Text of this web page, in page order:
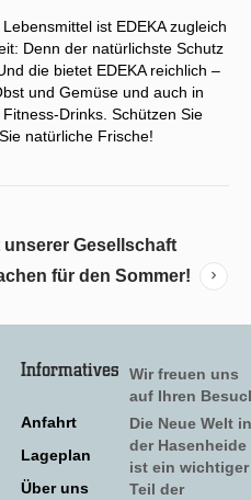
ist EDEKA zugleich
Denn der natürlichste Schutz
die bietet EDEKA reichlich –
und Gemüse und auch in
Drinks. Schützen Sie
natürliche Frische!
Gesellschaft
für den Sommer!
Informatives
Anfahrt
Lageplan
Über uns
Wir freuen uns
auf Ihren
Die Neue Welt in
der Hasenheide
ist ein wichtiger
Teil der